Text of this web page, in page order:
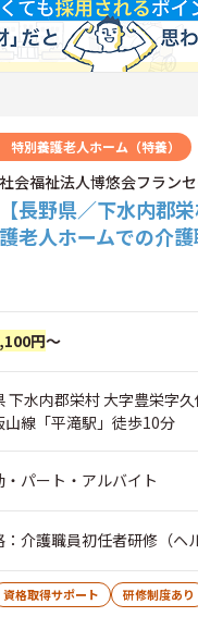
特別養護老人ホーム（特養）
社会福祉法人博悠会フラン
【長野県／下水内郡
護老人ホームでの介
円～
下水内郡栄村 大字豊栄字
山線「平滝駅」徒歩10分
・パート・アルバイト
介護職員初任者研修（ヘ
資格取得サポート 研修制度あり